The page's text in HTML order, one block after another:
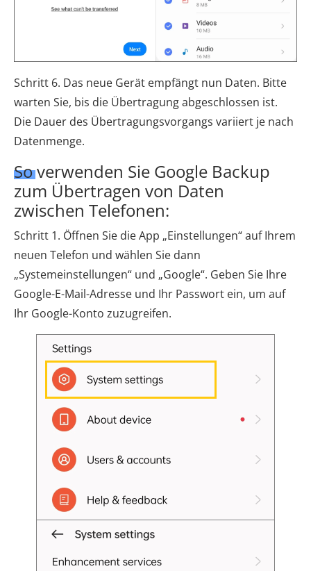
Schritt 6. Das neue Gerät empfängt nun Daten. Bitte
warten Sie, bis die Übertragung abgeschlossen ist.
Die Dauer des Übertragungsvorgangs variiert je nach
Datenmenge.
So verwenden Sie Google Backup
zum Übertragen von Daten
zwischen Telefonen:
Schritt 1. Öffnen Sie die App „Einstellungen“ auf Ihrem
neuen Telefon und wählen Sie dann
„Systemeinstellungen“ und „Google“. Geben Sie Ihre
Google-E-Mail-Adresse und Ihr Passwort ein, um auf
Ihr Google-Konto zuzugreifen.